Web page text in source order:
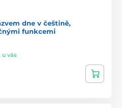
dne v češtině,
funkcemi
u vás